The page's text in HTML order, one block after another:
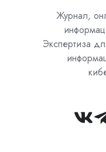
Журнал,
Экспертиза